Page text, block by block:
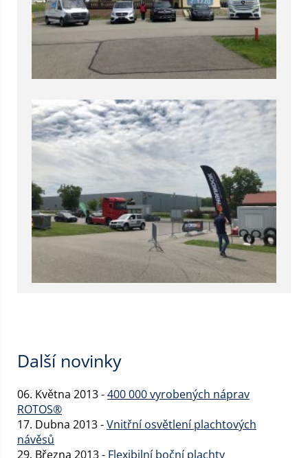
Další novinky
06. Května 2013 -400 000 vyrobených náprav
ROTOS®
17. Dubna 2013 -Vnitřní osvětlení plachtových
návěsů
29. Března 2013 - Flexibilní boční plachty